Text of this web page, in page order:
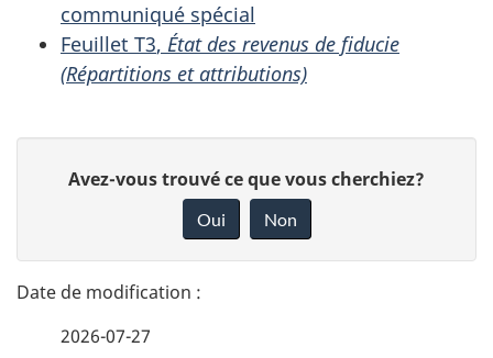
communiqué spécial
Feuillet T3, État des revenus de fiducie
(Répartitions et attributions)
t
a
n
Avez-vous trouvé ce que vous cherchiez?
Oui Non
2026-07-27